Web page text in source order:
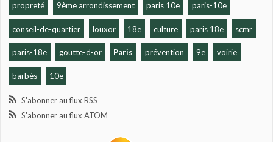
propreté 9ème arrondissement paris 10e paris-10e
conseil-de-quartier louxor 18e culture paris 18e scmr
paris-18e goutte-d-or Paris prévention 9e voirie
barbès 10e
S'abonner au flux RSS
S'abonner au flux ATOM